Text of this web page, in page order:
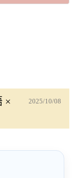
2025/10/08
×